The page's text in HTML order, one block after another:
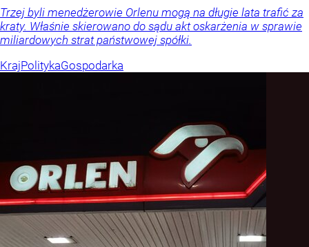
Trzej byli menedżerowie Orlenu mogą na długie lata trafić za
kraty. Właśnie skierowano do sądu akt oskarżenia w sprawie
miliardowych strat państwowej spółki.
KrajPolitykaGospodarka